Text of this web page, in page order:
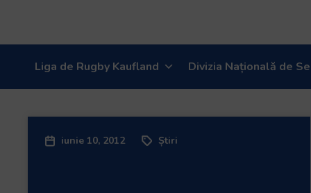
Liga de Rugby Kaufland Divizia Națională de
iunie 10, 2012 Știri